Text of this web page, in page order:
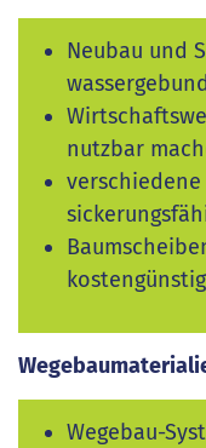
Neubau und
nutzbar
Wegebau-